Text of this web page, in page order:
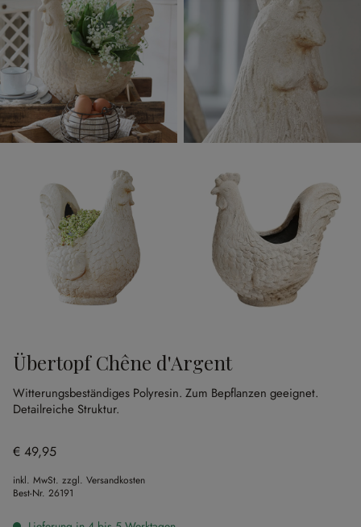
Übertopf Chêne d'Argent
Witterungsbeständiges Polyresin. Zum Bepflanzen geeignet.
Detailreiche Struktur.
€ 49,95
inkl. MwSt. zzgl. Versandkosten
Best-Nr. 26191